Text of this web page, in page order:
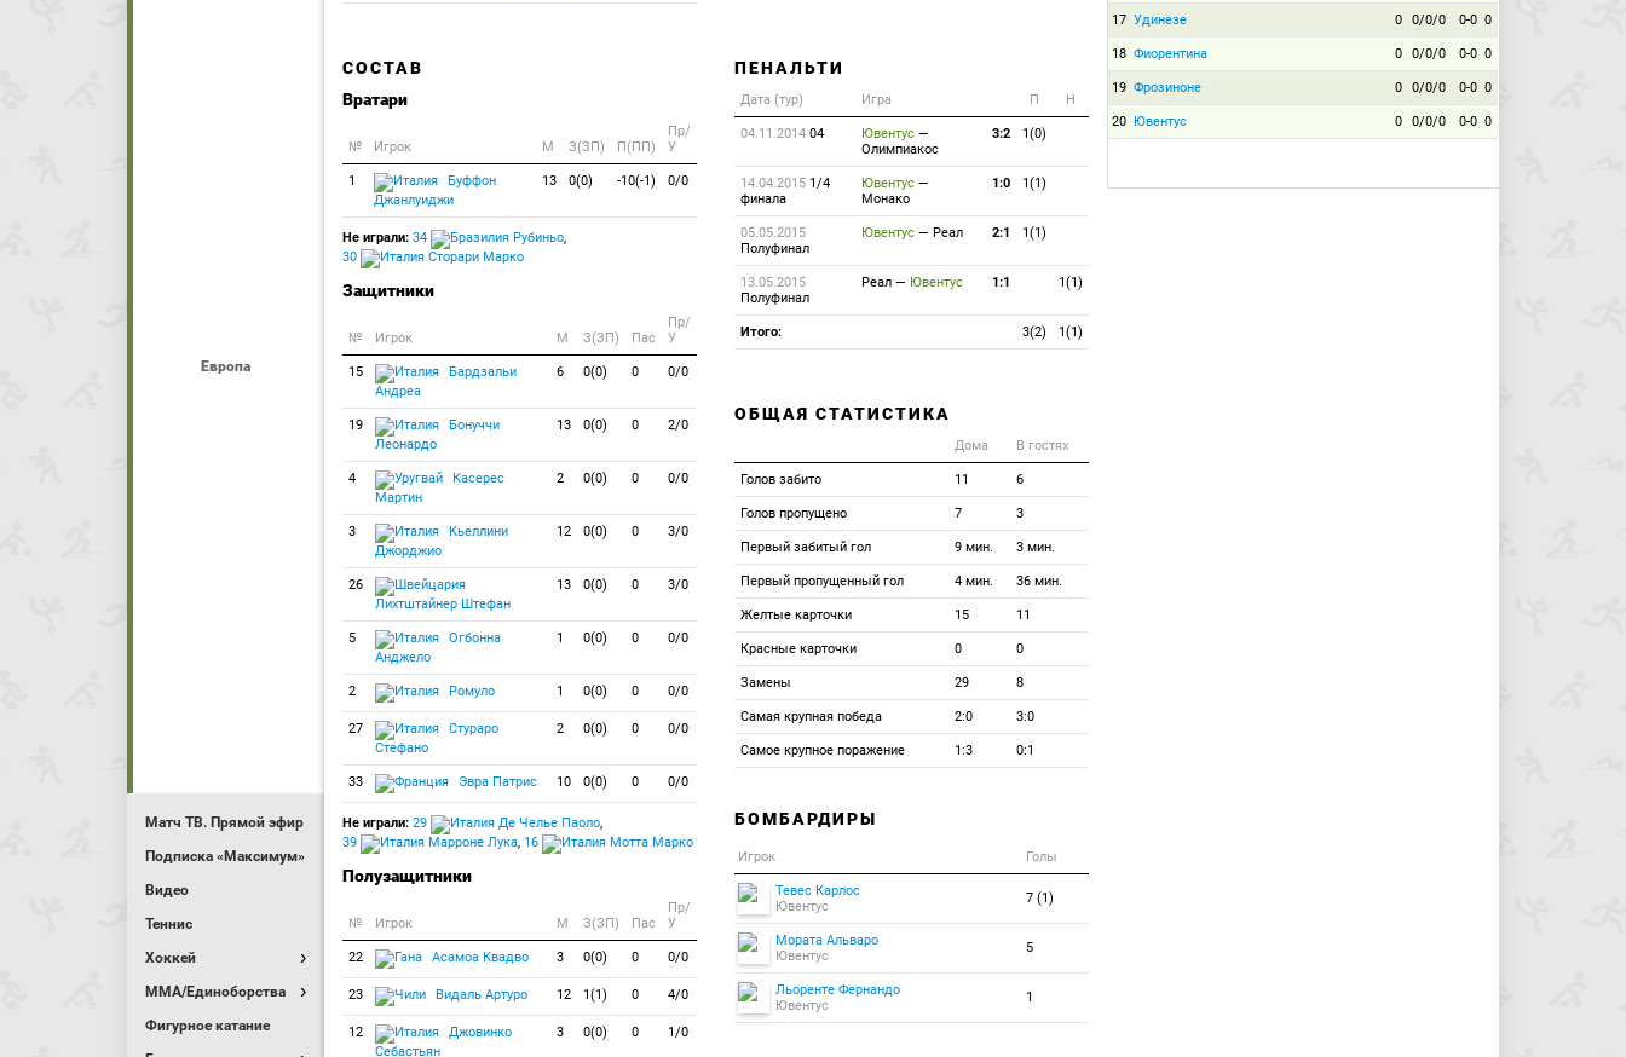
Европа
Матч ТВ. Прямой эфир
Подписка «Максимум»
Видео
Теннис
Хоккей
MMA/Единоборства
Фигурное катание
СОСТАВ
Вратари
№ Игрок M З(ЗП) П(ПП)
Пр/
У
1
Буффон
Джанлуиджи
13 0(0) -10(-1) 0/0
Не играли: 34 Рубиньо,
30
Сторари Марко
Защитники
№ Игрок M З(ЗП) Пас
Пр/
У
15
Бардзальи
Андреа
6 0(0) 0 0/0
19
Бонуччи
Леонардо
13 0(0) 0 2/0
4
Касерес
Мартин
2 0(0) 0 0/0
3
Кьеллини
Джорджио
12 0(0) 0 3/0
26
Лихтштайнер Штефан
13 0(0) 0 3/0
5
Огбонна
Анджело
1 0(0) 0 0/0
2 Ромуло 1 0(0) 0 0/0
27
Стураро
Стефано
2 0(0) 0 0/0
33 Эвра Патрис 10 0(0) 0 0/0
Не играли: 29 Де Челье Паоло,
39
Марроне Лука, 16 Мотта Марко
Полузащитники
№ Игрок M З(ЗП) Пас
Пр/
У
22 Асамоа Квадво 3 0(0) 0 0/0
23 Видаль Артуро 12 1(1) 0 4/0
12
Джовинко
Себастьян
3 0(0) 0 1/0
ПЕНАЛЬТИ
Дата (тур) Игра П Н
04.11.201404 Ювентус —
Олимпиакос
3:2 1(0)
14.04.20151/4
финала
Ювентус —
Монако
1:0 1(1)
05.05.2015
Полуфинал
Ювентус — Реал 2:1 1(1)
13.05.2015
Полуфинал
Реал — Ювентус 1:1 1(1)
Итого: 3(2) 1(1)
ОБЩАЯ СТАТИСТИКА
Дома В гостях
Голов забито 11 6
Голов пропущено 7 3
Первый забитый гол 9 мин. 3 мин.
Первый пропущенный гол 4 мин. 36 мин.
Желтые карточки 15 11
Красные карточки 0 0
Замены 29 8
Самая крупная победа 2:0 3:0
Самое крупное поражение 1:3 0:1
БОМБАРДИРЫ
Игрок Голы
Тевес Карлос
Ювентус
7 (1)
Мората Альваро
Ювентус
5
Льоренте Фернандо
Ювентус
1
17 Удинезе 0 0/0/0 0-0 0
18 Фиорентина 0 0/0/0 0-0 0
19 Фрозиноне 0 0/0/0 0-0 0
20 Ювентус 0 0/0/0 0-0 0